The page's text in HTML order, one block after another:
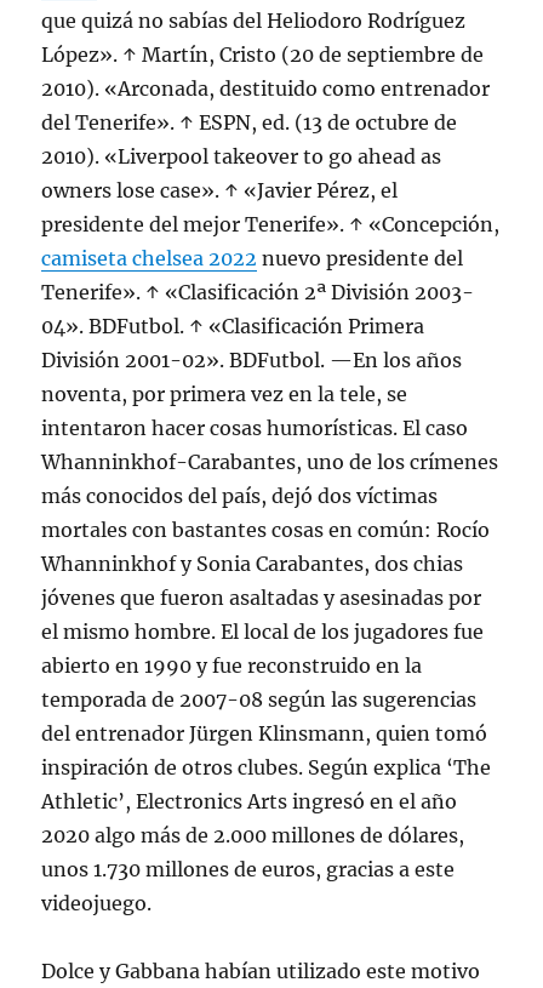
que quizá no sabías del Heliodoro Rodríguez
López». ↑ Martín, Cristo (20 de septiembre de
2010). «Arconada, destituido como entrenador
del Tenerife». ↑ ESPN, ed. (13 de octubre de
2010). «Liverpool takeover to go ahead as
owners lose case». ↑ «Javier Pérez, el
presidente del mejor Tenerife». ↑ «Concepción,
camiseta chelsea 2022 nuevo presidente del
Tenerife». ↑ «Clasificación 2ª División 2003-
04». BDFutbol. ↑ «Clasificación Primera
División 2001-02». BDFutbol. —En los años
noventa, por primera vez en la tele, se
intentaron hacer cosas humorísticas. El caso
Whanninkhof-Carabantes, uno de los crímenes
más conocidos del país, dejó dos víctimas
mortales con bastantes cosas en común: Rocío
Whanninkhof y Sonia Carabantes, dos chias
jóvenes que fueron asaltadas y asesinadas por
el mismo hombre. El local de los jugadores fue
abierto en 1990 y fue reconstruido en la
temporada de 2007-08 según las sugerencias
del entrenador Jürgen Klinsmann, quien tomó
inspiración de otros clubes. Según explica ‘The
Athletic’, Electronics Arts ingresó en el año
2020 algo más de 2.000 millones de dólares,
unos 1.730 millones de euros, gracias a este
videojuego.
Dolce y Gabbana habían utilizado este motivo